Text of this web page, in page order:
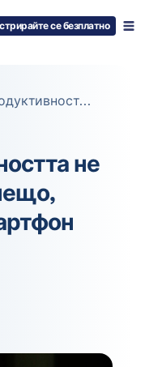
се безплатно
Защо продуктивността не е единственото нещо, което вашият смартфон краде от вас
не